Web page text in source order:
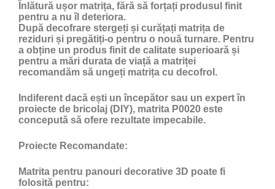
Înlătură ușor matrița, fără să forțați produsul finit
pentru a nu îl deteriora.
După decofrare stergeți și curățați matrița de
reziduri și pregătiți-o pentru o nouă turnare. Pentru
a obține un produs finit de calitate superioară și
pentru a mări durata de viață a matriței
recomandăm să ungeți matrița cu decofrol .
Indiferent dacă ești un începător sau un expert în
proiecte de bricolaj (DIY), matrita P0020 este
concepută să ofere rezultate impecabile.
Proiecte Recomandate:
Matrita pentru panouri decorative 3D poate fi
folosită pentru: